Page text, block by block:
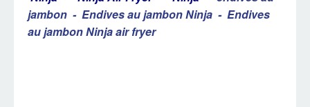
jambon - Endives au jambon Ninja - Endives
au jambon Ninja air fryer